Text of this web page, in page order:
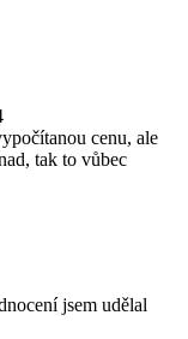
cenu, ale
tak to vůbec
jsem udělal